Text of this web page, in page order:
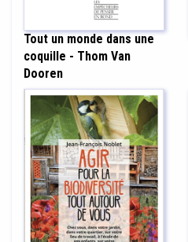
Tout un monde dans une
coquille - Thom Van
Dooren